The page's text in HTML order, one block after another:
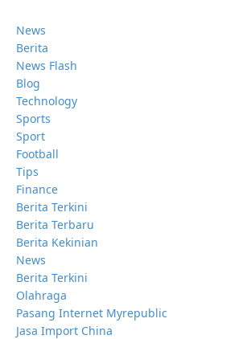
News
Berita
News Flash
Blog
Technology
Sports
Sport
Football
Tips
Finance
Berita Terkini
Berita Terbaru
Berita Kekinian
News
Berita Terkini
Olahraga
Pasang Internet Myrepublic
Jasa Import China